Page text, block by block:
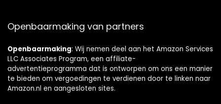
Openbaarmaking van partners
Openbaarmaking: Wij nemen deel aan het Amazon Services
LLC Associates Program, een affiliate-
advertentieprogramma dat is ontworpen om ons een manier
te bieden om vergoedingen te verdienen door te linken naar
Amazon.nl en aangesloten sites.